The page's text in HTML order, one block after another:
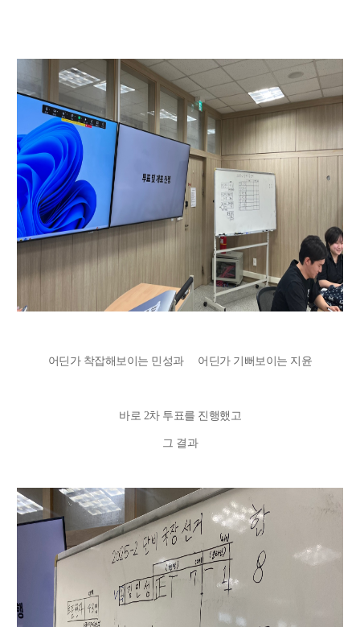
어딘가 착잡해보이는 민성과 어딘가 기뻐보이는 지윤
바로 2차 투표를 진행했고
그 결과